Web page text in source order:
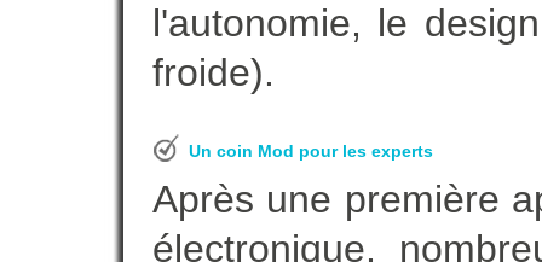
l'autonomie, le
froide).
Un coin Mod pour les experts
Après une première
électronique,